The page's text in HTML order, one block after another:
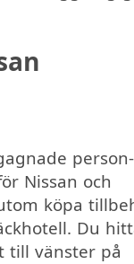
Nissan och
köpa
Du
till vänster på